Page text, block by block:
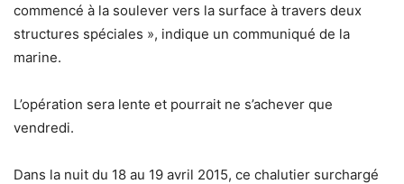
commencé à la soulever vers la surface à travers deux
structures spéciales », indique un communiqué de la
marine.
L’opération sera lente et pourrait ne s’achever que
vendredi.
Dans la nuit du 18 au 19 avril 2015, ce chalutier surchargé